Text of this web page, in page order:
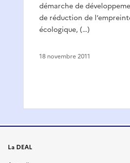
démarche de
de réduction de
écologique, (…)
18 novembre 2011
La DEAL